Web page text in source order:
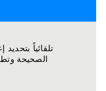
الصحيحة